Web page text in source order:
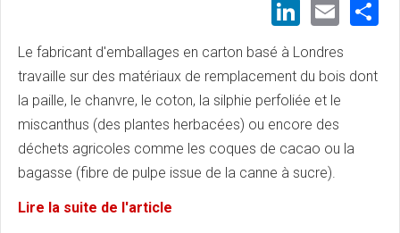
Le fabricant d'emballages en carton basé à Londres
travaille sur des matériaux de remplacement du bois dont
la paille, le chanvre, le coton, la silphie perfoliée et le
miscanthus (des plantes herbacées) ou encore des
déchets agricoles comme les coques de cacao ou la
bagasse (fibre de pulpe issue de la canne à sucre).
Lire la suite de l'article